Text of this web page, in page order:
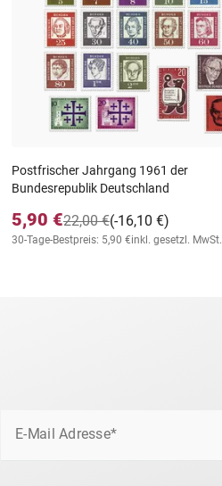
Postfrischer Jahrgang 1961 der
Bundesrepublik Deutschland
5,90 € (-16,10 €)
22,00 €
30-Tage-Bestpreis: 5,90 €inkl. gesetzl. MwSt.
E-Mail Adresse*